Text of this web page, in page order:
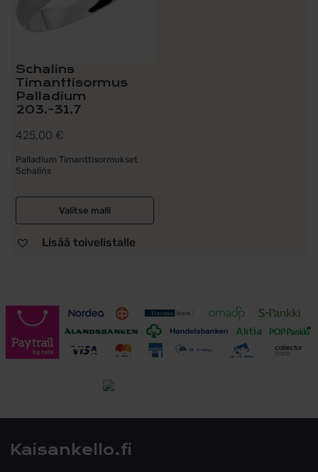
Schalins
Timanttisormus
Palladium
203.-31.7
425,00 €
Palladium Timanttisormukset
Schalins
Valitse malli
Lisää toivelistalle
Toimitusehdot
Kaisankello.fi